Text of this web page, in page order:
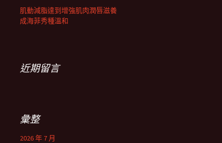
肌動減脂達到增強肌肉潤唇滋養
成海菲秀種溫和
近期留言
彙整
2026 年 7 月